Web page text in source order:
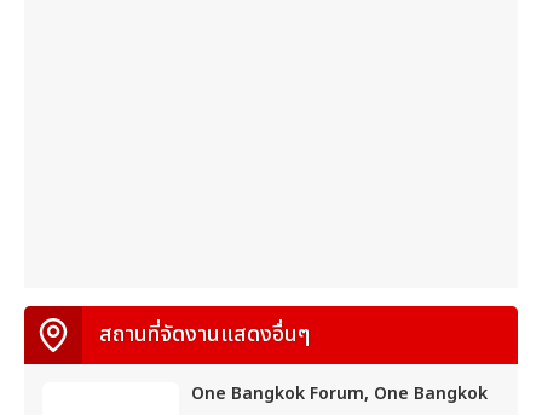
สถานที่จัดงานแสดงอื่นๆ
One Bangkok Forum, One Bangkok